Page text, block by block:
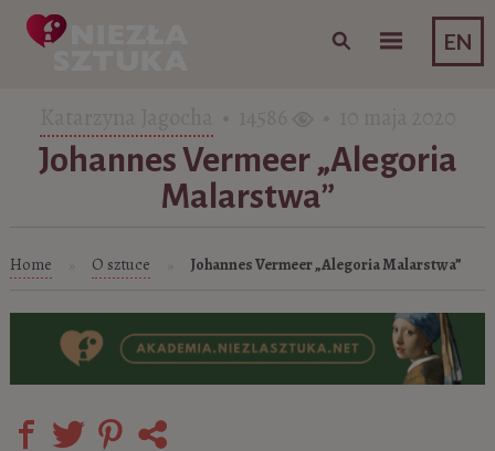
EN
Skip to content
Johannes Vermeer „Alegoria
Malarstwa”
Home O sztuce Johannes Vermeer „Alegoria Malarstwa”